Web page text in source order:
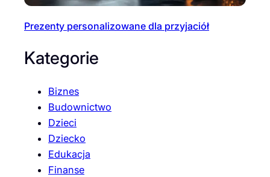
Prezenty personalizowane dla przyjaciół
Kategorie
Biznes
Budownictwo
Dzieci
Dziecko
Edukacja
Finanse